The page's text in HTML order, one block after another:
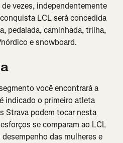
vezes, independentemente
LCL será concedida
pedalada, caminhada, trilha,
e snowboard.
você encontrará a
indicado o primeiro atleta
Strava podem tocar nesta
se comparam ao LCL
das mulheres e